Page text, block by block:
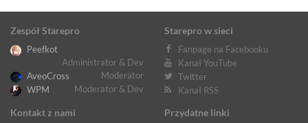
Zespół Starepro
Peefkot
Administrator & Dev
AveoCross
Moderator
WPM
Moderator & Dev
Starepro w sieci
Fanpage na Facebooku
Kanał YouTube
Twitter
Kanał RSS
Kontakt z nami Przydatne linki